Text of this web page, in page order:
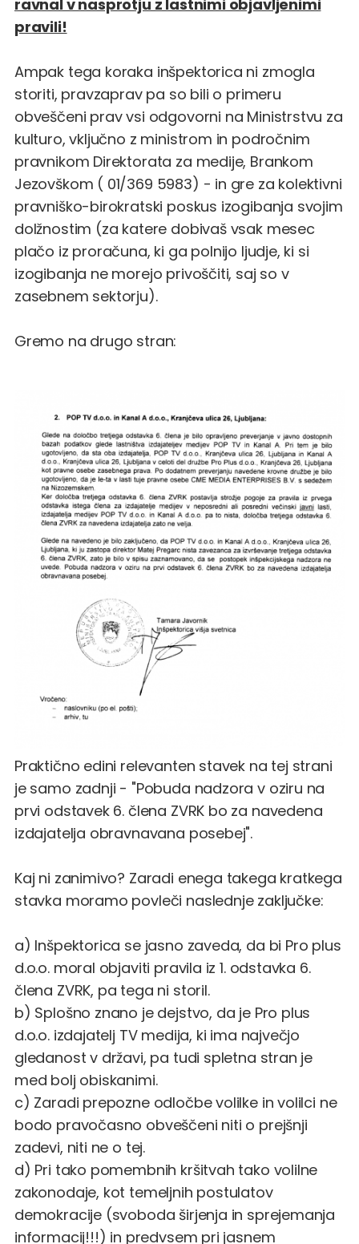
ravnal v nasprotju z lastnimi objavljenimi
pravili!
Ampak tega koraka inšpektorica ni zmogla
storiti, pravzaprav pa so bili o primeru
obveščeni prav vsi odgovorni na Ministrstvu za
kulturo, vključno z ministrom in področnim
pravnikom Direktorata za medije, Brankom
Jezovškom ( 01/369 5983) - in gre za kolektivni
pravniško-birokratski poskus izogibanja svojim
dolžnostim (za katere dobivaš vsak mesec
plačo iz proračuna, ki ga polnijo ljudje, ki si
izogibanja ne morejo privoščiti, saj so v
zasebnem sektorju).
Gremo na drugo stran:
Praktično edini relevanten stavek na tej strani
je samo zadnji - "Pobuda nadzora v oziru na
prvi odstavek 6. člena ZVRK bo za navedena
izdajatelja obravnavana posebej".
Kaj ni zanimivo? Zaradi enega takega kratkega
stavka moramo povleči naslednje zaključke:
a) Inšpektorica se jasno zaveda, da bi Pro plus
d.o.o. moral objaviti pravila iz 1. odstavka 6.
člena ZVRK, pa tega ni storil.
b) Splošno znano je dejstvo, da je Pro plus
d.o.o. izdajatelj TV medija, ki ima največjo
gledanost v državi, pa tudi spletna stran je
med bolj obiskanimi.
c) Zaradi prepozne odločbe volilke in volilci ne
bodo pravočasno obveščeni niti o prejšnji
zadevi, niti ne o tej.
d) Pri tako pomembnih kršitvah tako volilne
zakonodaje, kot temeljnih postulatov
demokracije (svoboda širjenja in sprejemanja
informacij!!!) in predvsem pri jasnem